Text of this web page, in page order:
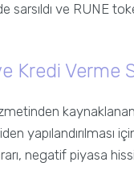
sarsıldı ve RUNE
Kredi Verme
negatif piyasa